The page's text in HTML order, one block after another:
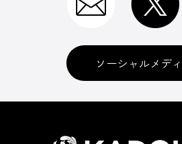
ソーシャルメデ